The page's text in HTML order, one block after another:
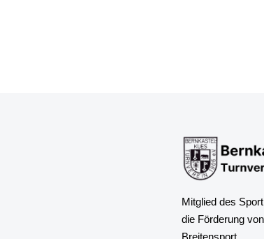
Mitglied des
die Förderung
Breitensport.